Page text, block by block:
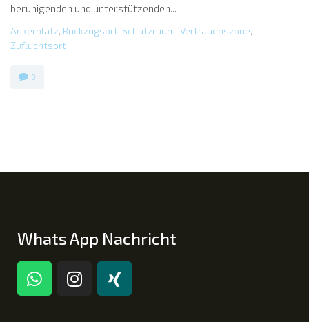
beruhigenden und unterstützenden...
Ankerplatz, Rückzugsort, Schutzraum, Vertrauenszone,
Zufluchtsort
0
Whats App Nachricht